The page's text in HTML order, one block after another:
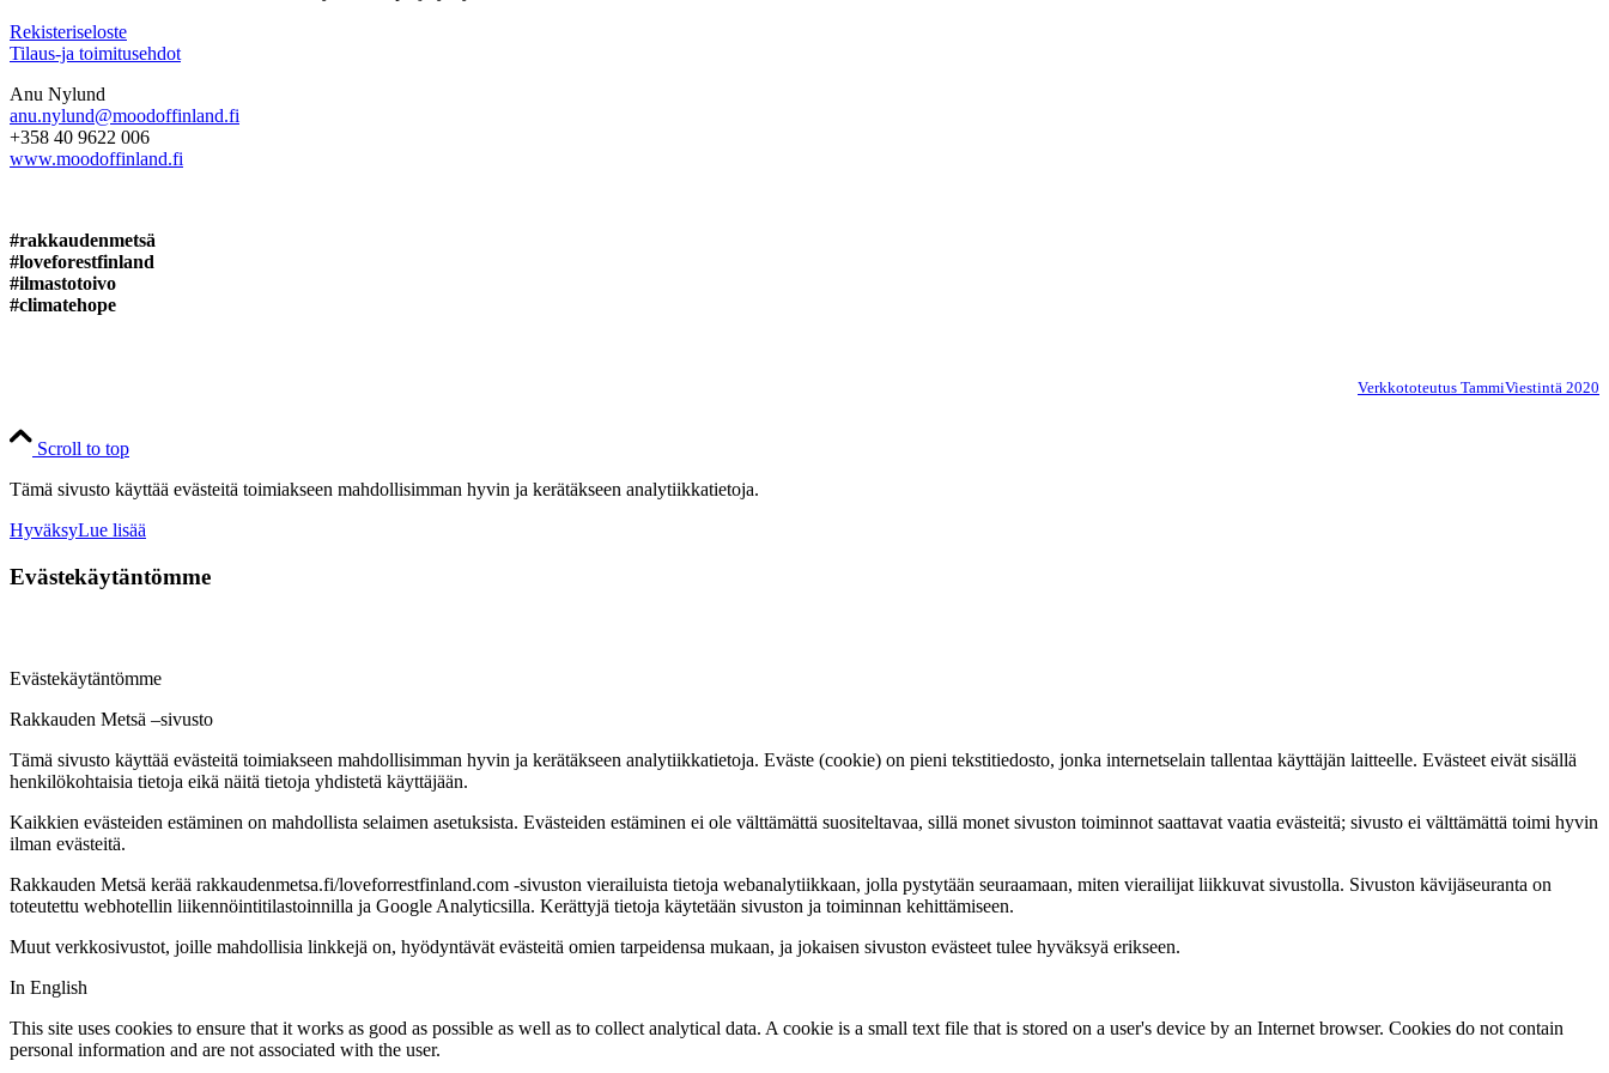
Rekisteriseloste
Tilaus-ja toimitusehdot
Anu Nylund
anu.nylund@moodoffinland.fi
+358 40 9622 006
www.moodoffinland.fi
#rakkaudenmetsä
#loveforestfinland
#ilmastotoivo
#climatehope
Verkkototeutus TammiViestintä 2020
Scroll to top
Tämä sivusto käyttää evästeitä toimiakseen mahdollisimman hyvin ja kerätäkseen analytiikkatietoja.
HyväksyLue lisää
Evästekäytäntömme
Evästekäytäntömme
Rakkauden Metsä –sivusto
Tämä sivusto käyttää evästeitä toimiakseen mahdollisimman hyvin ja kerätäkseen analytiikkatietoja. Eväste (cookie) on pieni tekstitiedosto, jonka internetselain tallentaa käyttäjän laitteelle. Evästeet eivät sisällä
henkilökohtaisia tietoja eikä näitä tietoja yhdistetä käyttäjään.
Kaikkien evästeiden estäminen on mahdollista selaimen asetuksista. Evästeiden estäminen ei ole välttämättä suositeltavaa, sillä monet sivuston toiminnot saattavat vaatia evästeitä; sivusto ei välttämättä toimi hyvin
ilman evästeitä.
Rakkauden Metsä kerää rakkaudenmetsa.fi/loveforrestfinland.com -sivuston vierailuista tietoja webanalytiikkaan, jolla pystytään seuraamaan, miten vierailijat liikkuvat sivustolla. Sivuston kävijäseuranta on
toteutettu webhotellin liikennöintitilastoinnilla ja Google Analyticsilla. Kerättyjä tietoja käytetään sivuston ja toiminnan kehittämiseen.
Muut verkkosivustot, joille mahdollisia linkkejä on, hyödyntävät evästeitä omien tarpeidensa mukaan, ja jokaisen sivuston evästeet tulee hyväksyä erikseen.
In English
This site uses cookies to ensure that it works as good as possible as well as to collect analytical data. A cookie is a small text file that is stored on a user's device by an Internet browser. Cookies do not contain
personal information and are not associated with the user.